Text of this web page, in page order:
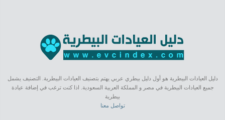
دليل العيادات البيطرية هو أول دليل بيطري عربي يهتم بتصنيف العيادات البيطرية. التصنيف يشمل
جميع العيادات البيطرية في مصر و المملكة العربية السعودية. اذا كنت ترغب في إضافة عيادة
بيطرية
تواصل معنا